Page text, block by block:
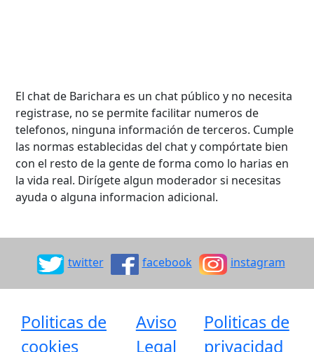
El chat de Barichara es un chat público y no necesita
registrase, no se permite facilitar numeros de
telefonos, ninguna información de terceros. Cumple
las normas establecidas del chat y compórtate bien
con el resto de la gente de forma como lo harias en
la vida real. Dirígete algun moderador si necesitas
ayuda o alguna informacion adicional.
twitter facebook instagram
Politicas de
cookies
Aviso
Legal
Politicas de
privacidad